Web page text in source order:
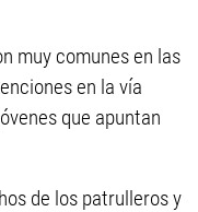
muy comunes en las
en la vía
que apuntan
de los patrulleros y